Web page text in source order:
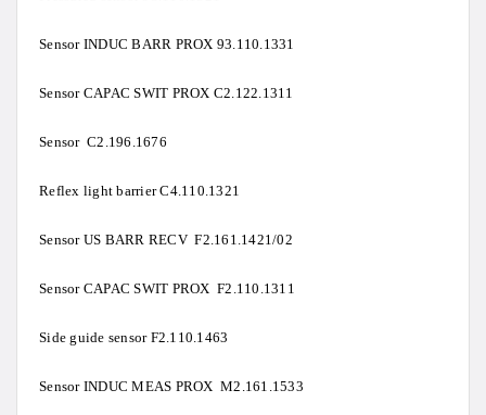
Sensor INDUC BARR PROX 93.110.1331
Sensor CAPAC SWIT PROX C2.122.1311
Sensor C2.196.1676
Reflex light barrier C4.110.1321
Sensor US BARR RECV F2.161.1421/02
Sensor CAPAC SWIT PROX F2.110.1311
Side guide sensor F2.110.1463
Sensor INDUC MEAS PROX M2.161.1533